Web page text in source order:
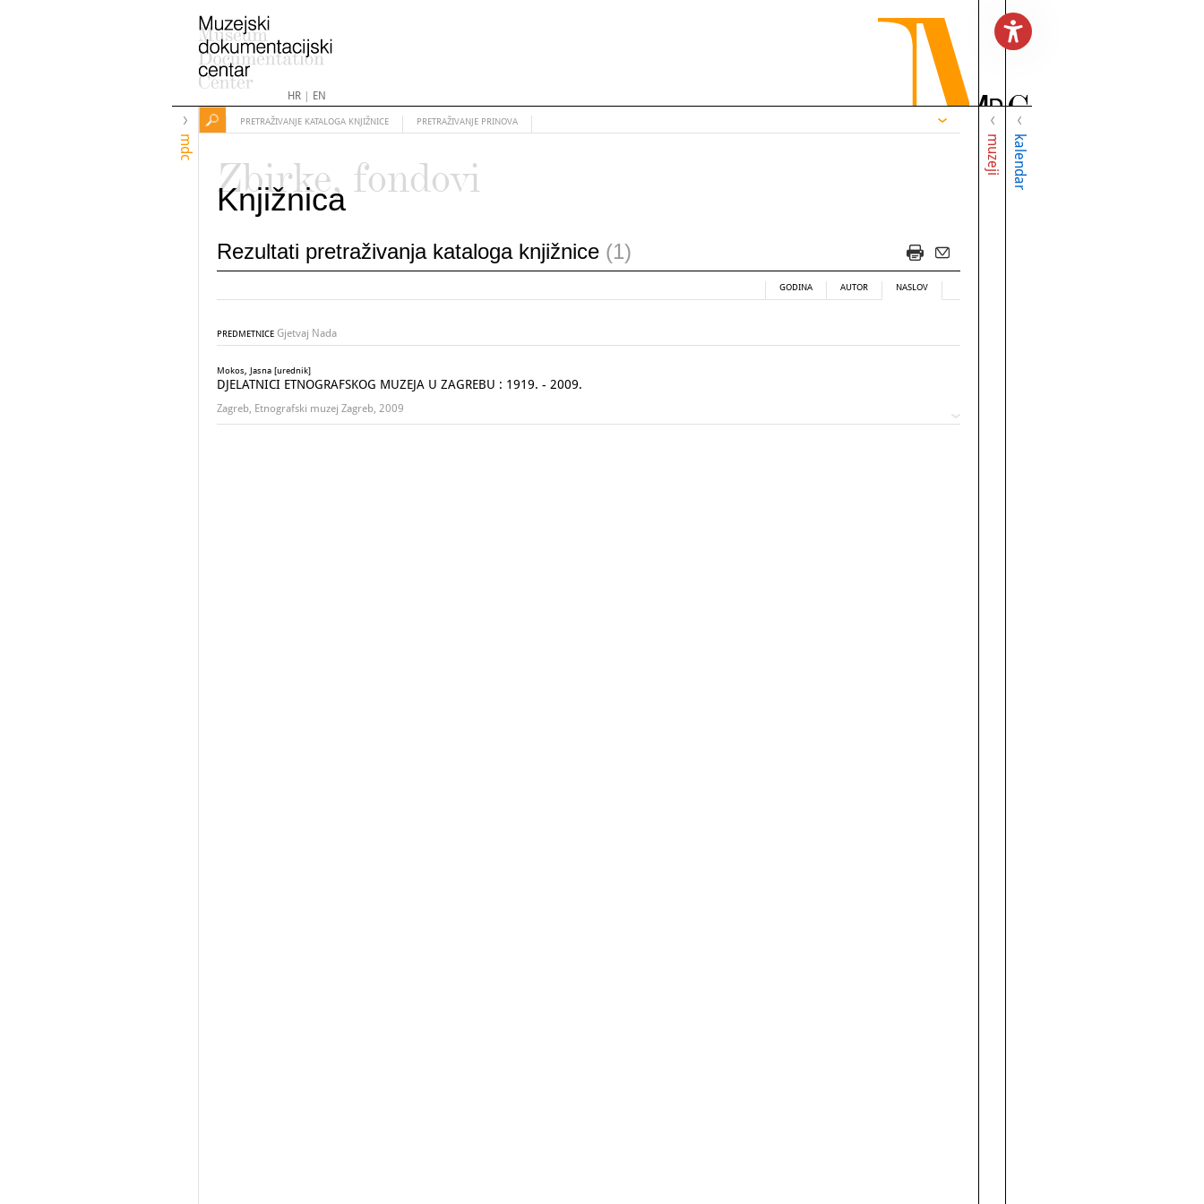
HR| EN
mdc muzeji kalendar
PRETRAŽIVANJE KATALOGA KNJIŽNICE PRETRAŽIVANJE PRINOVA
Zbirke, fondovi
Knjižnica
Rezultati pretraživanja kataloga knjižnice (1)
GODINA AUTOR NASLOV
PREDMETNICE Gjetvaj Nada
Mokos, Jasna [urednik]
DJELATNICI ETNOGRAFSKOG MUZEJA U ZAGREBU : 1919. - 2009.
Zagreb, Etnografski muzej Zagreb, 2009